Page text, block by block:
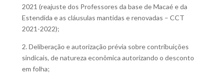
2021 (reajuste dos Professores da base de Macaé e da
Estendida e as cláusulas mantidas e renovadas – CCT
2021-2022);
2. Deliberação e autorização prévia sobre contribuições
sindicais, de natureza econômica autorizando o desconto
em folha;